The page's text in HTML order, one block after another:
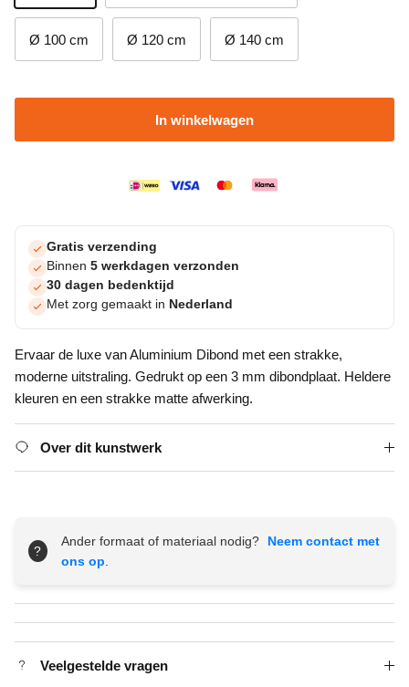
Ø 100 cm Ø 120 cm Ø 140 cm
In winkelwagen
Gratis verzending
Binnen 5 werkdagen verzonden
30 dagen bedenktijd
Met zorg gemaakt in Nederland
Ervaar de luxe van Aluminium Dibond met een strakke,
moderne uitstraling. Gedrukt op een 3 mm dibondplaat. Heldere
kleuren en een strakke matte afwerking.
Over dit kunstwerk
?
Ander formaat of materiaal nodig?
Neem contact met
ons op.
Veelgestelde vragen